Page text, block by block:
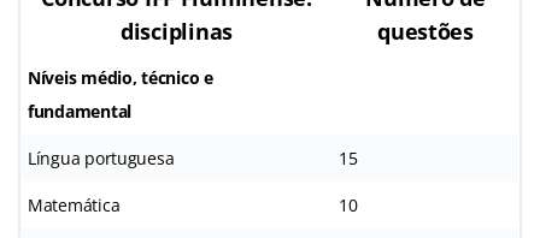
disciplinas
questões
Níveis médio, técnico e
fundamental
Língua portuguesa 15
Matemática 10